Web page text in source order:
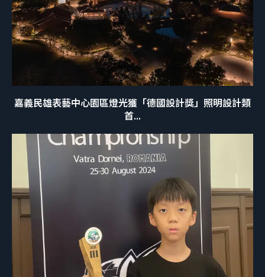
嘉義民雄表藝中心園區燈光獲「德國設計獎」照明設計類
首...